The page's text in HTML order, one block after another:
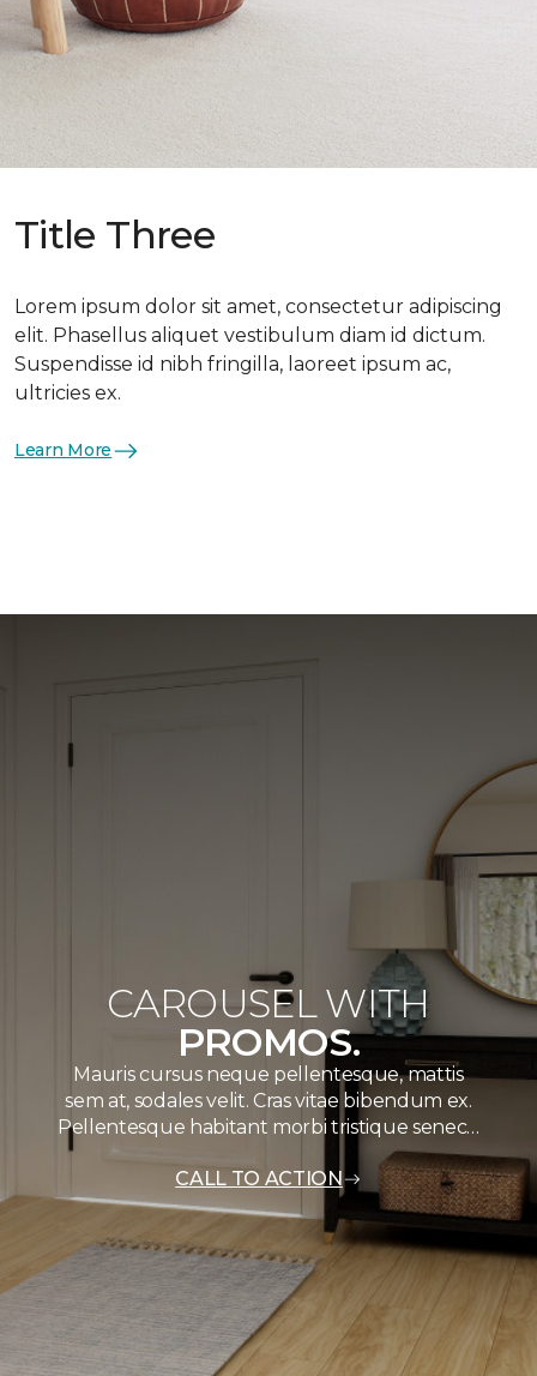
Title Three
Lorem ipsum dolor sit amet, consectetur adipiscing
elit. Phasellus aliquet vestibulum diam id dictum.
Suspendisse id nibh fringilla, laoreet ipsum ac,
ultricies ex.
Learn More
CAROUSEL WITH
PROMOS.
Mauris cursus neque pellentesque, mattis
sem at, sodales velit. Cras vitae bibendum ex.
Pellentesque habitant morbi tristique senec…
CALL TO ACTION